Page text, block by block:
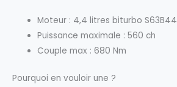
Moteur : 4,4 litres biturbo S63B44
Puissance maximale : 560 ch
Couple max : 680 Nm
Pourquoi en vouloir une ?